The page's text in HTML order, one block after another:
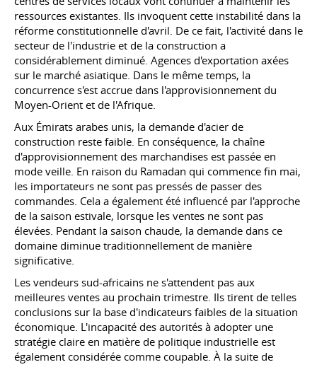
ressources existantes. Ils invoquent cette instabilité dans la
réforme constitutionnelle d'avril. De ce fait, l'activité dans le
secteur de l'industrie et de la construction a
considérablement diminué. Agences d'exportation axées
sur le marché asiatique. Dans le même temps, la
concurrence s'est accrue dans l'approvisionnement du
Moyen-Orient et de l'Afrique.
Aux Émirats arabes unis, la demande d'acier de
construction reste faible. En conséquence, la chaîne
d'approvisionnement des marchandises est passée en
mode veille. En raison du Ramadan qui commence fin mai,
les importateurs ne sont pas pressés de passer des
commandes. Cela a également été influencé par l'approche
de la saison estivale, lorsque les ventes ne sont pas
élevées. Pendant la saison chaude, la demande dans ce
domaine diminue traditionnellement de manière
significative.
Les vendeurs sud-africains ne s'attendent pas aux
meilleures ventes au prochain trimestre. Ils tirent de telles
conclusions sur la base d'indicateurs faibles de la situation
économique. L'incapacité des autorités à adopter une
stratégie claire en matière de politique industrielle est
également considérée comme coupable. À la suite de